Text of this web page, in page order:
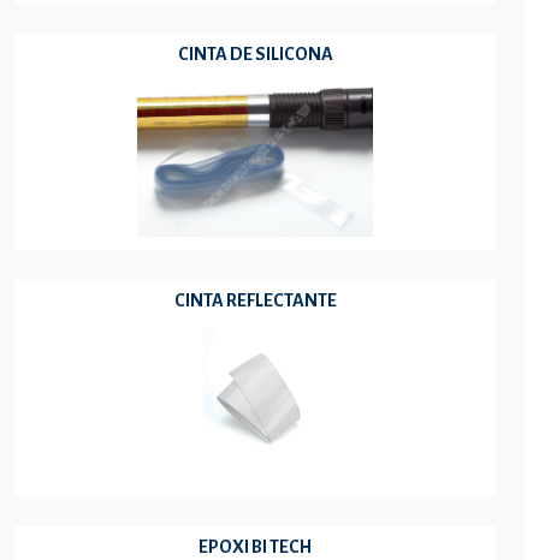
CINTA DE SILICONA
CINTA REFLECTANTE
EPOXI BI TECH